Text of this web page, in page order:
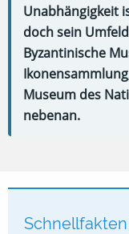
Unabhängigkeit
doch sein
Byzantinische
Museum des
nebenan.